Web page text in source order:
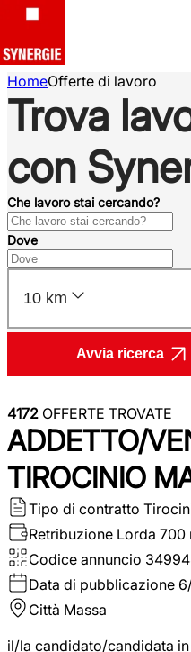
HomeOfferte di lavoro
Trova
con
Che lavoro stai cercando?
Dove
10 km
Avvia ricerca
4172 OFFERTE TROVATE
ADDETTO/
TIROCINIO
Tipo di contratto
Retribuzione Lorda 700
Codice annuncio
Data di pubblicazione
Città Massa
il/la candidato/candidata